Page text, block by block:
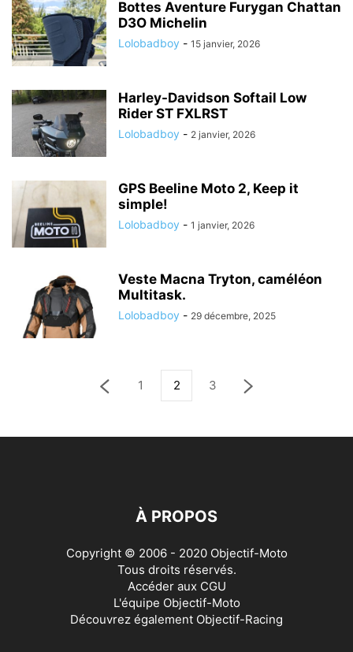
Bottes Aventure Furygan Chattan
D3O Michelin
Lolobadboy - 15 janvier, 2026
Harley-Davidson Softail Low
Rider ST FXLRST
Lolobadboy - 2 janvier, 2026
GPS Beeline Moto 2, Keep it
simple!
Lolobadboy - 1 janvier, 2026
Veste Macna Tryton, caméléon
Multitask.
Lolobadboy - 29 décembre, 2025
1 2 3
À PROPOS
Copyright © 2006 - 2020 Objectif-Moto
Tous droits réservés.
Accéder aux CGU
L'équipe Objectif-Moto
Découvrez également Objectif-Racing